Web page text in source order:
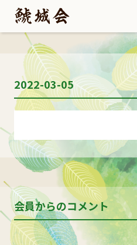
2022-03-05
会員からのコメント